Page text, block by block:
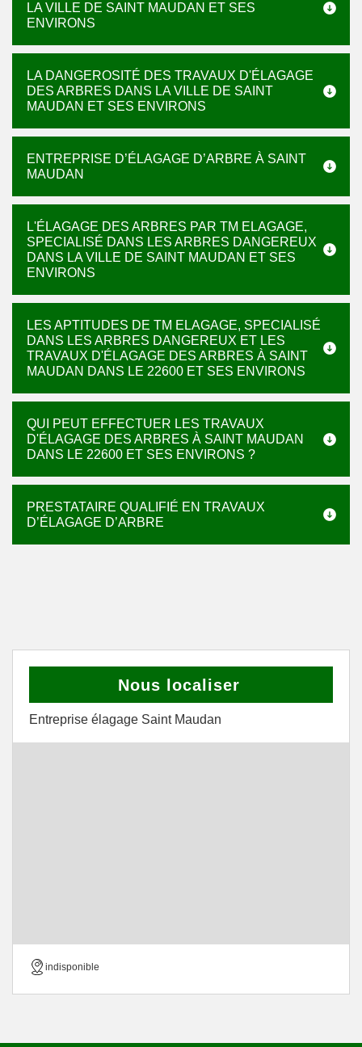
LA VILLE DE SAINT MAUDAN ET SES
ENVIRONS
LA DANGEROSITÉ DES TRAVAUX D'ÉLAGAGE
DES ARBRES DANS LA VILLE DE SAINT
MAUDAN ET SES ENVIRONS
ENTREPRISE D’ÉLAGAGE D’ARBRE À SAINT
MAUDAN
L'ÉLAGAGE DES ARBRES PAR TM ELAGAGE,
SPECIALISÉ DANS LES ARBRES DANGEREUX
DANS LA VILLE DE SAINT MAUDAN ET SES
ENVIRONS
LES APTITUDES DE TM ELAGAGE, SPECIALISÉ
DANS LES ARBRES DANGEREUX ET LES
TRAVAUX D'ÉLAGAGE DES ARBRES À SAINT
MAUDAN DANS LE 22600 ET SES ENVIRONS
QUI PEUT EFFECTUER LES TRAVAUX
D'ÉLAGAGE DES ARBRES À SAINT MAUDAN
DANS LE 22600 ET SES ENVIRONS ?
PRESTATAIRE QUALIFIÉ EN TRAVAUX
D’ÉLAGAGE D’ARBRE
Nous localiser
Entreprise élagage Saint Maudan
indisponible